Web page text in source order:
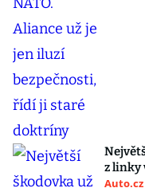
z linky
Auto.cz